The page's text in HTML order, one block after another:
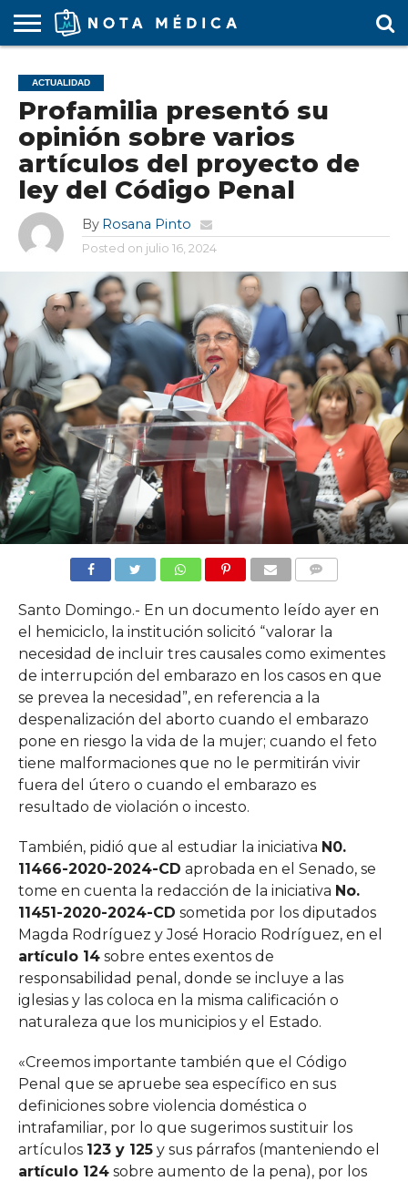
MÉDICA
ARS
ARTÍCULO
ACTUALIDAD
COLEGIO
MÉDICO
COVID-
19
EDUCACIÓN
MÉDICA
ESTUDIANTES
FARMACÉUTICAS
GUBERNAMENTAL
HOSPITALES
Y CLÍNICAS
MARKETING
MÉDICO
RESIDENTES
SALUD
LABORAL
SOCIEDADES
MÉDICAS
TURISMO
MÉDICO
VÍDEOS
ACTUALIDAD
Profamilia presentó su
opinión sobre varios
artículos del proyecto de
ley del Código Penal
By Rosana Pinto
Posted on julio 16, 2024
Santo Domingo.- En un documento leído ayer en
el hemiciclo, la institución solicitó “valorar la
necesidad de incluir tres causales como eximentes
de interrupción del embarazo en los casos en que
se prevea la necesidad”, en referencia a la
despenalización del aborto cuando el embarazo
pone en riesgo la vida de la mujer; cuando el feto
tiene malformaciones que no le permitirán vivir
fuera del útero o cuando el embarazo es
resultado de violación o incesto.
También, pidió que al estudiar la iniciativa N0.
11466-2020-2024-CD aprobada en el Senado, se
tome en cuenta la redacción de la iniciativa No.
11451-2020-2024-CD sometida por los diputados
Magda Rodríguez y José Horacio Rodríguez, en el
artículo 14sobre entes exentos de
responsabilidad penal, donde se incluye a las
iglesias y las coloca en la misma calificación o
naturaleza que los municipios y el Estado.
«Creemos importante también que el Código
Penal que se apruebe sea específico en sus
definiciones sobre violencia doméstica o
intrafamiliar, por lo que sugerimos sustituir los
artículos 123 y 125y sus párrafos (manteniendo el
artículo 124sobre aumento de la pena), por los